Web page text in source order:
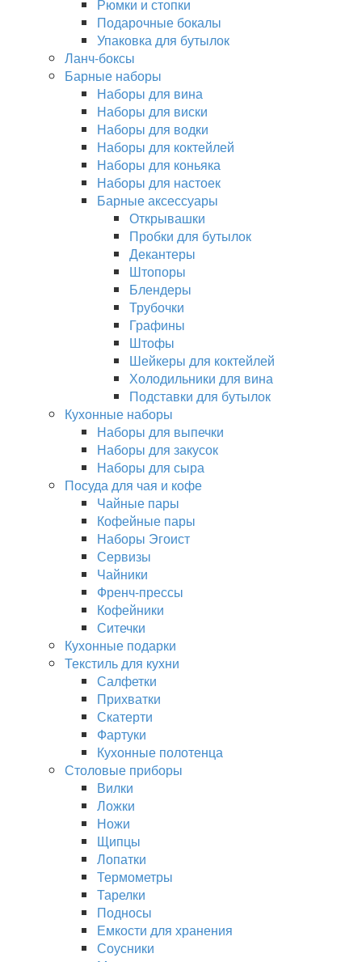
Рюмки и стопки
Подарочные бокалы
Упаковка для бутылок
Ланч-боксы
Барные наборы
Наборы для вина
Наборы для виски
Наборы для водки
Наборы для коктейлей
Наборы для коньяка
Наборы для настоек
Барные аксессуары
Открывашки
Пробки для бутылок
Декантеры
Штопоры
Блендеры
Трубочки
Графины
Штофы
Шейкеры для коктейлей
Холодильники для вина
Подставки для бутылок
Кухонные наборы
Наборы для выпечки
Наборы для закусок
Наборы для сыра
Посуда для чая и кофе
Чайные пары
Кофейные пары
Наборы Эгоист
Сервизы
Чайники
Френч-прессы
Кофейники
Ситечки
Кухонные подарки
Текстиль для кухни
Салфетки
Прихватки
Скатерти
Фартуки
Кухонные полотенца
Столовые приборы
Вилки
Ложки
Ножи
Щипцы
Лопатки
Термометры
Тарелки
Подносы
Емкости для хранения
Соусники